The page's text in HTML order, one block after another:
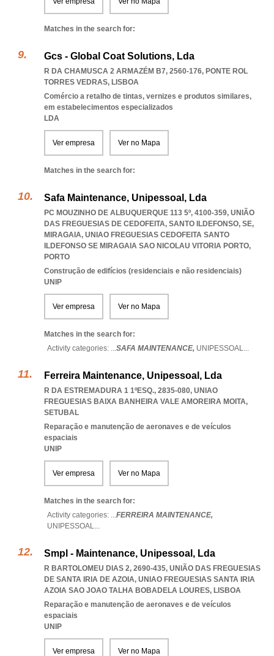
Matches in the search for:
Gcs - Global Coat Solutions, Lda
R DA CHAMUSCA 2 ARMAZÉM B7, 2560-176, PONTE ROL
TORRES VEDRAS, LISBOA
Comércio a retalho de tintas, vernizes e produtos similares,
em estabelecimentos especializados
LDA
Ver empresa Ver no Mapa
Matches in the search for:
Safa Maintenance, Unipessoal, Lda
PC MOUZINHO DE ALBUQUERQUE 113 5º, 4100-359, UNIÃO
DAS FREGUESIAS DE CEDOFEITA, SANTO ILDEFONSO, SE,
MIRAGAIA, UNIAO FREGUESIAS CEDOFEITA SANTO
ILDEFONSO SE MIRAGAIA SAO NICOLAU VITORIA PORTO,
PORTO
Construção de edifícios (residenciais e não residenciais)
UNIP
Ver empresa Ver no Mapa
Matches in the search for:
Activity categories: ...SAFA MAINTENANCE, UNIPESSOAL...
Ferreira Maintenance, Unipessoal, Lda
R DA ESTREMADURA 1 1ºESQ., 2835-080, UNIAO
FREGUESIAS BAIXA BANHEIRA VALE AMOREIRA MOITA,
SETUBAL
Reparação e manutenção de aeronaves e de veículos
espaciais
UNIP
Ver empresa Ver no Mapa
Matches in the search for:
Activity categories: ...FERREIRA MAINTENANCE,
UNIPESSOAL...
Smpl - Maintenance, Unipessoal, Lda
R BARTOLOMEU DIAS 2, 2690-435, UNIÃO DAS FREGUESIAS
DE SANTA IRIA DE AZOIA, UNIAO FREGUESIAS SANTA IRIA
AZOIA SAO JOAO TALHA BOBADELA LOURES, LISBOA
Reparação e manutenção de aeronaves e de veículos
espaciais
UNIP
Ver empresa Ver no Mapa